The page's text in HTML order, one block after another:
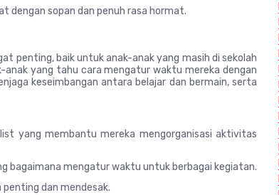
dengan sopan dan penuh rasa hormat.
penting, baik untuk anak-anak yang masih di sekolah
yang tahu cara mengatur waktu mereka dengan
keseimbangan antara belajar dan bermain, serta
yang membantu mereka mengorganisasi aktivitas
bagaimana mengatur waktu untuk berbagai kegiatan.
dan mendesak.